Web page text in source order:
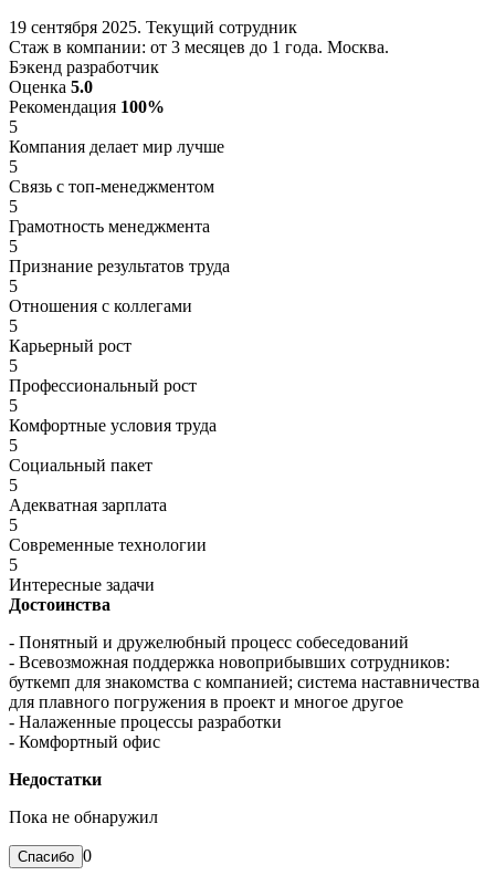
19 сентября 2025. Текущий сотрудник
Стаж в компании: от 3 месяцев до 1 года. Москва.
Бэкенд разработчик
Оценка 5.0
Рекомендация 100%
5
Компания делает мир лучше
5
Связь с топ-менеджментом
5
Грамотность менеджмента
5
Признание результатов труда
5
Отношения с коллегами
5
Карьерный рост
5
Профессиональный рост
5
Комфортные условия труда
5
Социальный пакет
5
Адекватная зарплата
5
Современные технологии
5
Интересные задачи
Достоинства
- Понятный и дружелюбный процесс собеседований
- Всевозможная поддержка новоприбывших сотрудников:
буткемп для знакомства с компанией; система наставничества
для плавного погружения в проект и многое другое
- Налаженные процессы разработки
- Комфортный офис
Недостатки
Пока не обнаружил
0